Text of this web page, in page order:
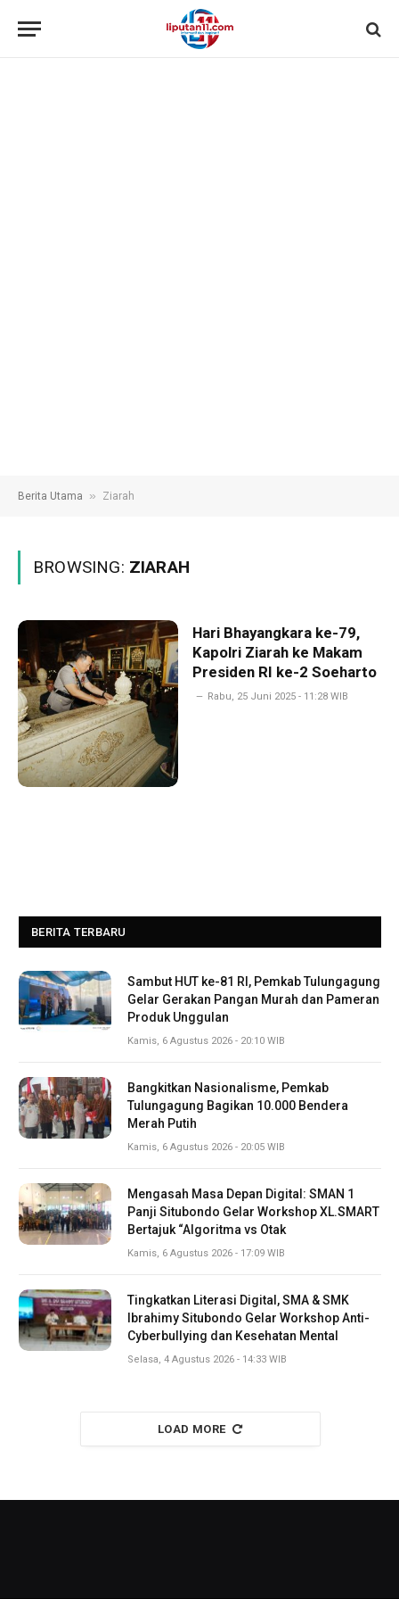
Berita Utama » Ziarah
BROWSING: ZIARAH
Hari Bhayangkara ke-79,
Kapolri Ziarah ke Makam
Presiden RI ke-2 Soeharto
Rabu, 25 Juni 2025 - 11:28 WIB
BERITA TERBARU
Sambut HUT ke-81 RI, Pemkab Tulungagung
Gelar Gerakan Pangan Murah dan Pameran
Produk Unggulan
Kamis, 6 Agustus 2026 - 20:10 WIB
Bangkitkan Nasionalisme, Pemkab
Tulungagung Bagikan 10.000 Bendera
Merah Putih
Kamis, 6 Agustus 2026 - 20:05 WIB
Mengasah Masa Depan Digital: SMAN 1
Panji Situbondo Gelar Workshop XL.SMART
Bertajuk “Algoritma vs Otak
Kamis, 6 Agustus 2026 - 17:09 WIB
Tingkatkan Literasi Digital, SMA & SMK
Ibrahimy Situbondo Gelar Workshop Anti-
Cyberbullying dan Kesehatan Mental
Selasa, 4 Agustus 2026 - 14:33 WIB
LOAD MORE